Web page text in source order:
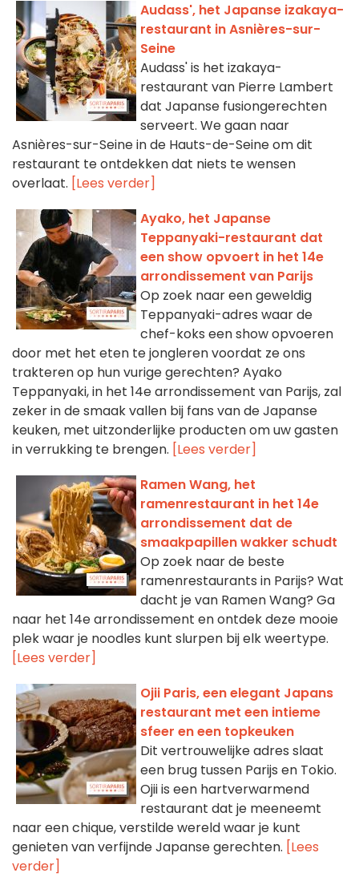
Audass', het Japanse izakaya-
restaurant in Asnières-sur-
Seine
Audass' is het izakaya-
restaurant van Pierre Lambert
dat Japanse fusiongerechten
serveert. We gaan naar
Asnières-sur-Seine in de Hauts-de-Seine om dit
restaurant te ontdekken dat niets te wensen
overlaat. [Lees verder]
Ayako, het Japanse
Teppanyaki-restaurant dat
een show opvoert in het 14e
arrondissement van Parijs
Op zoek naar een geweldig
Teppanyaki-adres waar de
chef-koks een show opvoeren
door met het eten te jongleren voordat ze ons
trakteren op hun vurige gerechten? Ayako
Teppanyaki, in het 14e arrondissement van Parijs, zal
zeker in de smaak vallen bij fans van de Japanse
keuken, met uitzonderlijke producten om uw gasten
in verrukking te brengen. [Lees verder]
Ramen Wang, het
ramenrestaurant in het 14e
arrondissement dat de
smaakpapillen wakker schudt
Op zoek naar de beste
ramenrestaurants in Parijs? Wat
dacht je van Ramen Wang? Ga
naar het 14e arrondissement en ontdek deze mooie
plek waar je noodles kunt slurpen bij elk weertype.
[Lees verder]
Ojii Paris, een elegant Japans
restaurant met een intieme
sfeer en een topkeuken
Dit vertrouwelijke adres slaat
een brug tussen Parijs en Tokio.
Ojii is een hartverwarmend
restaurant dat je meeneemt
naar een chique, verstilde wereld waar je kunt
genieten van verfijnde Japanse gerechten. [Lees
verder]